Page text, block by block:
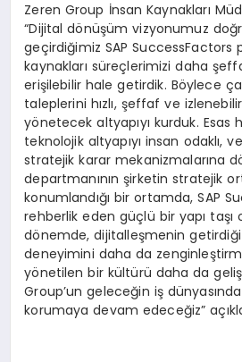
Zeren Group İnsan Kaynakları
“Dijital dönüşüm vizyonumuz
geçirdiğimiz SAP SuccessFactors
kaynakları süreçlerimizi daha
erişilebilir hale getirdik. Böylece
taleplerini hızlı, şeffaf ve
yönetecek altyapıyı kurduk. Esas
teknolojik altyapıyı insan odaklı,
stratejik karar mekanizmalarına
departmanının şirketin stratejik
konumlandığı bir ortamda, SAP
rehberlik eden güçlü bir yapı taşı
dönemde, dijitalleşmenin getirdiği
deneyimini daha da
yönetilen bir kültürü daha da
Group’un geleceğin iş
korumaya devam edeceğiz”